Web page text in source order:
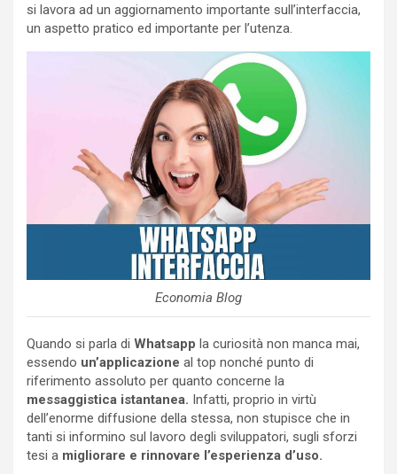
si lavora ad un aggiornamento importante sull’interfaccia,
un aspetto pratico ed importante per l’utenza.
Economia Blog
Quando si parla di Whatsapp la curiosità non manca mai,
essendo un’applicazione al top nonché punto di
riferimento assoluto per quanto concerne la
messaggistica istantanea. Infatti, proprio in virtù
dell’enorme diffusione della stessa, non stupisce che in
tanti si informino sul lavoro degli sviluppatori, sugli sforzi
tesi a migliorare e rinnovare l’esperienza d’uso.